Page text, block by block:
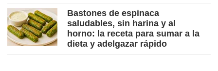
Bastones de espinaca
saludables, sin harina y al
horno: la receta para sumar a la
dieta y adelgazar rápido